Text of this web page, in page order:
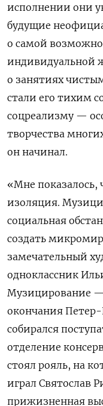
исполнении они
будущие
о самой
индивидуальной
о занятиях
стали его тихим
соцреализму —
творчества
он начинал.
«Мне показалось,
изоляция.
социальная
создать
замечательный
одноклассник
Музицирование —
окончания Петер-
собирался
отделение
стоял рояль, на
играл Святослав
прижизненная